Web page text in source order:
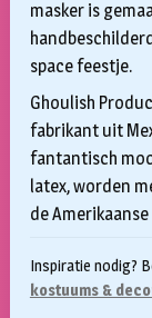
masker is
space feestje.
Ghoulish
fabrikant uit
fantantisch
latex, worden
de
Inspiratie nodig?
kostuums &